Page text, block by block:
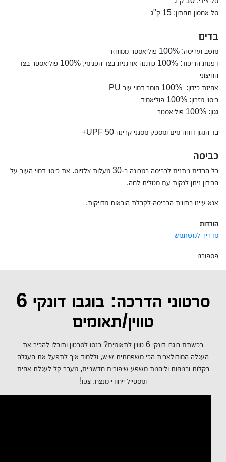
סל אחסון תחתון: 15 ק"ג
בדים
מושב ועריסה: 100% פוליאסטר ממוחזר
דפנות הריפוד: 100% כותנה אורגנית בצד הפנימי, 100% פוליאסטר בצד
החיצוני
אחיזת כידון: 100% חומר דמוי עור PU
כיסוי מזרון: 100% פוליאמיד
גגון: 100% פוליאסטר
בד הגגון דוחה מים ומספק מסנני קרינה UPF 50+
כביסה
כל הבדים ניתנים לכביסה במכונה ב-30 מעלות צלזיוס. את כיסוי דמוי העור על
הכידון ניתן לנקות עם מטלית לחה.
אנא עיינו בתווית הכביסה לקבלת הוראות מדויקות.
הורדות
מדריך למשתמש
פספורט
סרטוני הדרכה: בוגבו דונקי 6
טווין/תאומים
רכשתם בוגבו דונקי 6 טווין לתאומים? כנסו לסרטון ותוכלו להכיר את
העגלה המודולארית הכי משפחתית שיש, וללמוד איך לתפעל את העגלה
בקלות ובנוחות וליהנות משפע שיפורים חדשניים, מעבר קל לעגלת אחים
ומסטייל ייחודי מנצח. צפו!